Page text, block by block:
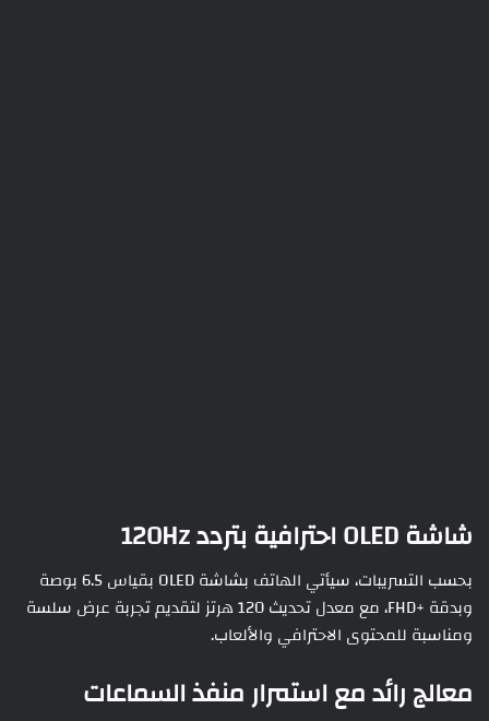
شاشة OLED احترافية بتردد 120Hz
بحسب التسريبات، سيأتي الهاتف بشاشة OLED بقياس 6.5 بوصة
وبدقة +FHD، مع معدل تحديث 120 هرتز لتقديم تجربة عرض سلسة
ومناسبة للمحتوى الاحترافي والألعاب.
معالج رائد مع استمرار منفذ السماعات